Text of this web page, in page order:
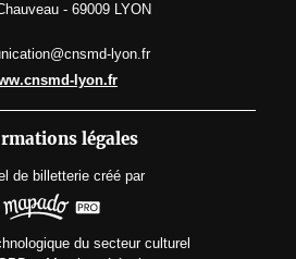
- 69009 LYON
lyon.fr
lyon.fr
légales
de billetterie créé par
du secteur culturel